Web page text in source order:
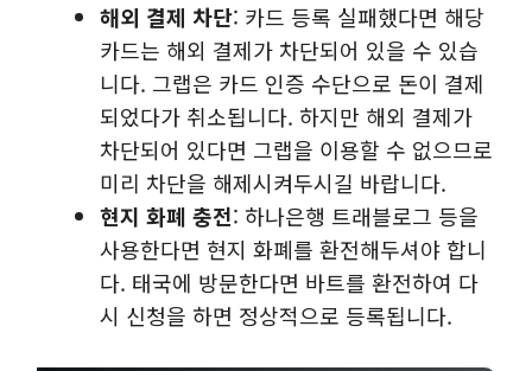
해외 결제 차단: 카드 등록 실패했다면 해당
카드는 해외 결제가 차단되어 있을 수 있습
니다. 그랩은 카드 인증 수단으로 돈이 결제
되었다가 취소됩니다. 하지만 해외 결제가
차단되어 있다면 그랩을 이용할 수 없으므로
미리 차단을 해제시켜두시길 바랍니다.
현지 화폐 충전: 하나은행 트래블로그 등을
사용한다면 현지 화폐를 환전해두셔야 합니
다. 태국에 방문한다면 바트를 환전하여 다
시 신청을 하면 정상적으로 등록됩니다.